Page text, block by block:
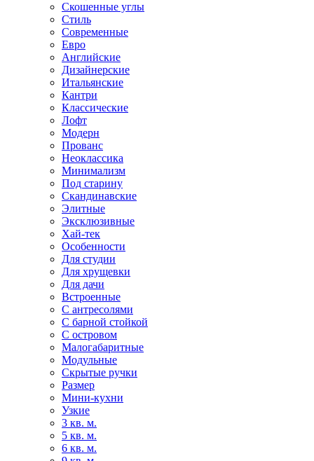
Скошенные углы
Стиль
Современные
Евро
Английские
Дизайнерские
Итальянские
Кантри
Классические
Лофт
Модерн
Прованс
Неоклассика
Минимализм
Под старину
Скандинавские
Элитные
Эксклюзивные
Хай-тек
Особенности
Для студии
Для хрущевки
Для дачи
Встроенные
С антресолями
С барной стойкой
С островом
Малогабаритные
Модульные
Скрытые ручки
Размер
Мини-кухни
Узкие
3 кв. м.
5 кв. м.
6 кв. м.